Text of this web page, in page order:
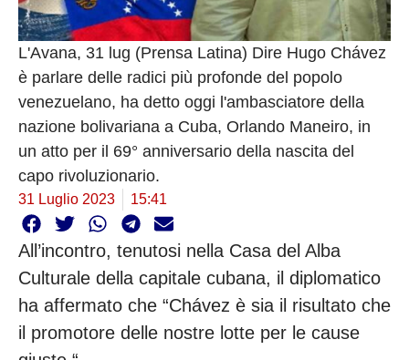
L'Avana, 31 lug (Prensa Latina) Dire Hugo Chávez
è parlare delle radici più profonde del popolo
venezuelano, ha detto oggi l'ambasciatore della
nazione bolivariana a Cuba, Orlando Maneiro, in
un atto per il 69° anniversario della nascita del
capo rivoluzionario.
31 Luglio 2023 15:41
All’incontro, tenutosi nella Casa del Alba
Culturale della capitale cubana, il diplomatico
ha affermato che “Chávez è sia il risultato che
il promotore delle nostre lotte per le cause